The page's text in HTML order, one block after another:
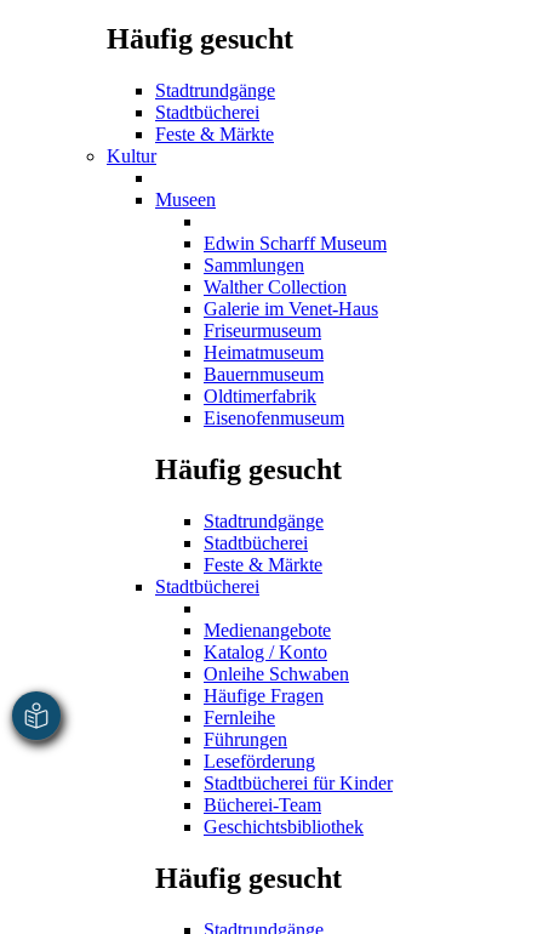
Häufig gesucht
Stadtrundgänge
Stadtbücherei
Feste & Märkte
Kultur
Museen
Edwin Scharff Museum
Sammlungen
Walther Collection
Galerie im Venet-Haus
Friseurmuseum
Heimatmuseum
Bauernmuseum
Oldtimerfabrik
Eisenofenmuseum
Häufig gesucht
Stadtrundgänge
Stadtbücherei
Feste & Märkte
Stadtbücherei
Medienangebote
Katalog / Konto
Onleihe Schwaben
Häufige Fragen
Fernleihe
Führungen
Leseförderung
Stadtbücherei für Kinder
Bücherei-Team
Geschichtsbibliothek
Häufig gesucht
Stadtrundgänge